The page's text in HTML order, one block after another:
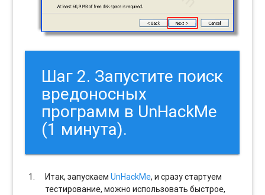
Шаг 2. Запустите поиск
вредоносных
программ в UnHackMe
(1 минута).
Итак, запускаемUnHackMe, и сразу стартуем
тестирование, можно использовать быстрое,